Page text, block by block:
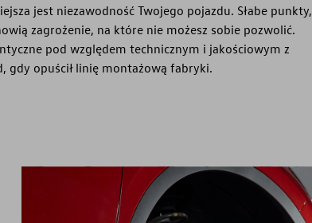
jest niezawodność Twojego pojazdu. Słabe punkty,
zagrożenie, na które nie możesz sobie pozwolić.
pod względem technicznym i jakościowym z
gdy opuścił linię montażową fabryki.